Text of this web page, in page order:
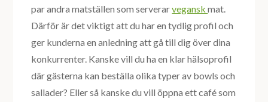
par andra matställen som serverarveganskmat.
Därför är det viktigt att du har en tydlig profil och
ger kunderna en anledning att gå till dig över dina
konkurrenter. Kanske vill du ha en klar hälsoprofil
där gästerna kan beställa olika typer av bowls och
sallader? Eller så kanske du vill öppna ett café som